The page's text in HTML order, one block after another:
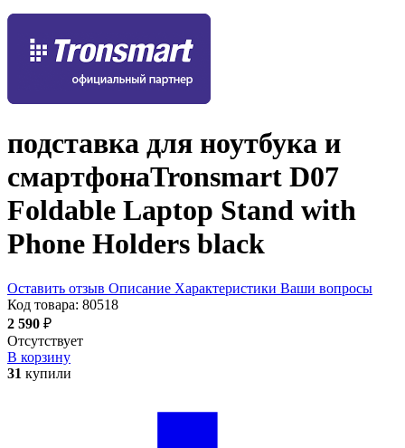
подставка для ноутбука и
смартфонаTronsmart D07
Foldable Laptop Stand with
Phone Holders black
Оставить отзыв Описание Характеристики Ваши вопросы
Код товара: 80518
2 590 ₽
Отсутствует
В корзину
31 купили